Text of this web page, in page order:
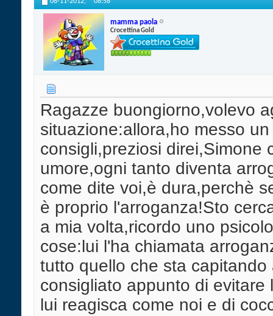
mamma paola
Crocettina Gold
Ragazze buongiorno,volevo
situazione:allora,ho messo
consigli,preziosi direi,Simone
umore,ogni tanto diventa
come dite voi,è dura,perchè
è proprio l'arroganza!Sto
a mia volta,ricordo uno
cose:lui l'ha chiamata
tutto quello che sta
consigliato appunto di
lui reagisca come noi e di